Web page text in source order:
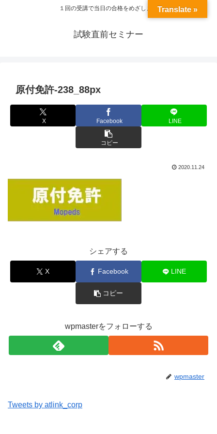
１回の受講で当日の合格をめざします
試験直前セミナー
原付免許-238_88px
X Facebook LINE
コピー
2020.11.24
シェアする
X Facebook LINE
コピー
wpmasterをフォローする
wpmaster
Tweets by atlink_corp
Translate »